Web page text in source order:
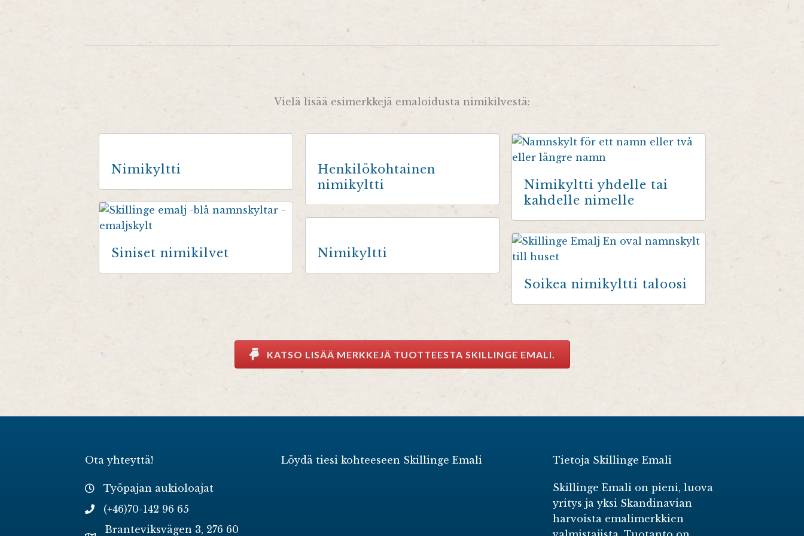
Vielä lisää esimerkkejä emaloidusta nimikilvestä:
Nimikyltti
Henkilökohtainen
nimikyltti
Nimikyltti yhdelle tai
kahdelle nimelle
Siniset nimikilvet Nimikyltti
Soikea nimikyltti taloosi
KATSO LISÄÄ MERKKEJÄ TUOTTEESTA SKILLINGE EMALI.
Ota yhteyttä!
Työpajan aukioloajat
(+46)70-142 96 65
Branteviksvägen 3, 276 60
Löydä tiesi kohteeseen Skillinge Emali Tietoja Skillinge Emali
Skillinge Emali on pieni, luova
yritys ja yksi Skandinavian
harvoista emalimerkkien